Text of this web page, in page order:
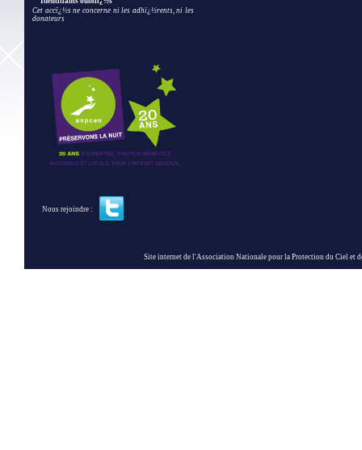
Cet accï¿½s ne concerne ni les adhï¿½rents, ni les
donateurs
Nous rejoindre :
Site internet de l'Association Nationale pour la Protection du Ciel et de